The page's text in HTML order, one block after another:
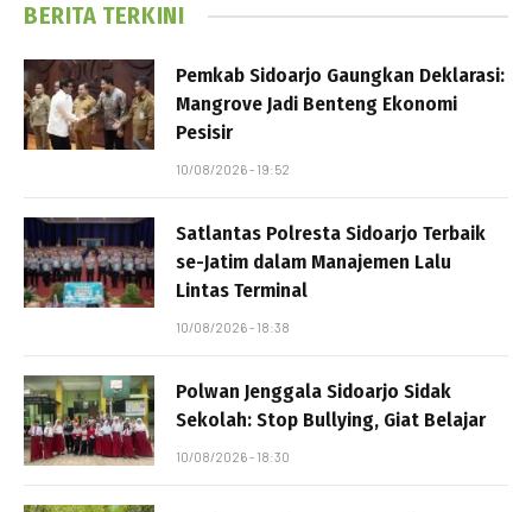
BERITA TERKINI
Pemkab Sidoarjo Gaungkan Deklarasi:
Mangrove Jadi Benteng Ekonomi
Pesisir
10/08/2026 - 19:52
Satlantas Polresta Sidoarjo Terbaik
se-Jatim dalam Manajemen Lalu
Lintas Terminal
10/08/2026 - 18:38
Polwan Jenggala Sidoarjo Sidak
Sekolah: Stop Bullying, Giat Belajar
10/08/2026 - 18:30